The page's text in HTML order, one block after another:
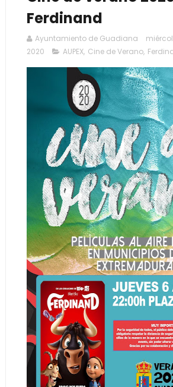
Ferdinand
Ayuntamiento de Guadiana
2020
AUPEX, Cine de Verano,